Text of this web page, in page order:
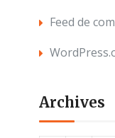
Feed de
Archives